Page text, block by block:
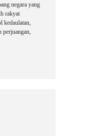
negara yang
rakyat
kedaulatan,
perjuangan,